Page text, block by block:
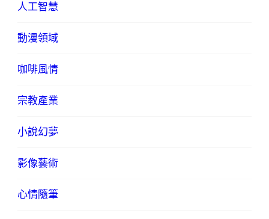
人工智慧
動漫領域
咖啡風情
宗教產業
小說幻夢
影像藝術
心情隨筆